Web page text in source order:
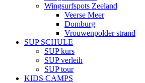
Wingsurfspots Zeeland
Veerse Meer
Domburg
Vrouwenpolder strand
SUP SCHULE
SUP kurs
SUP verleih
SUP tour
KIDS CAMPS